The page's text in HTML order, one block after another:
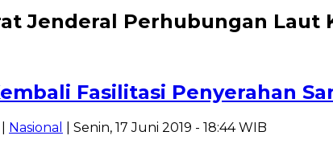
Jenderal Perhubungan Laut
Fasilitasi Penyerahan
Nasional
| Senin, 17 Juni 2019 - 18:44 WIB